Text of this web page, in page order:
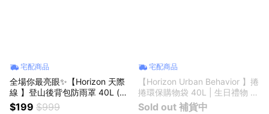
宅配商品
全場你最亮眼✨【Horizon 天際
線 】登山後背包防雨罩 40L (橘
色) | 生日禮物 | 登山、露營、健
$199 $999
宅配商品
【Horizon Urban Behavior 】捲
捲環保購物袋 40L | 生日禮物 |
收納袋/手提袋/手提包/托特包/手
Sold out 補貨中